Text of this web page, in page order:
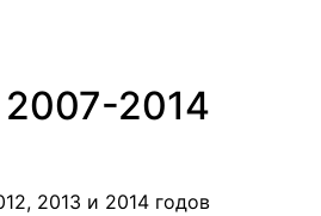
2007-2014
2013 и 2014 годов